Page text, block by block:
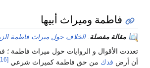
فاطمة وميراث أبيها
مقالة مفصلة:الخلاف حول ميراث فاطمة
تعددت الأقوال و الروايات حول ميراث فاطمة ؛
أن أرض فدك من حق فاطمة كميراث شرعي [16]